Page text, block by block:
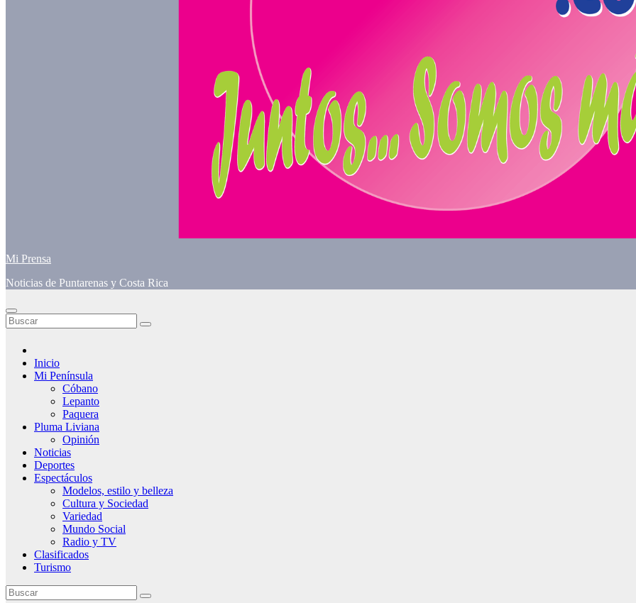
Mi Prensa
Noticias de Puntarenas y Costa Rica
Inicio
Mi Península
Cóbano
Lepanto
Paquera
Pluma Liviana
Opinión
Noticias
Deportes
Espectáculos
Modelos, estilo y belleza
Cultura y Sociedad
Variedad
Mundo Social
Radio y TV
Clasificados
Turismo